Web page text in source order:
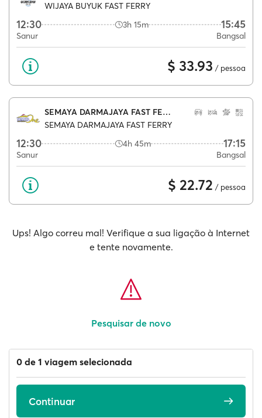
WIJAYA BUYUK FAST FERRY
12:30 3h 15m 15:45
Sanur Bangsal
$ 33.93 / pessoa
SEMAYA DARMAJAYA FAST FERRY
SEMAYA DARMAJAYA FAST FERRY
12:30 4h 45m 17:15
Sanur Bangsal
$ 22.72 / pessoa
Ups! Algo correu mal! Verifique a sua ligação à Internet
e tente novamente.
Pesquisar de novo
0 de 1 viagem selecionada
Continuar